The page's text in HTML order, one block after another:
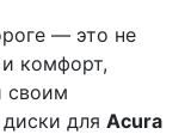
— это не
комфорт,
своим
для Acura